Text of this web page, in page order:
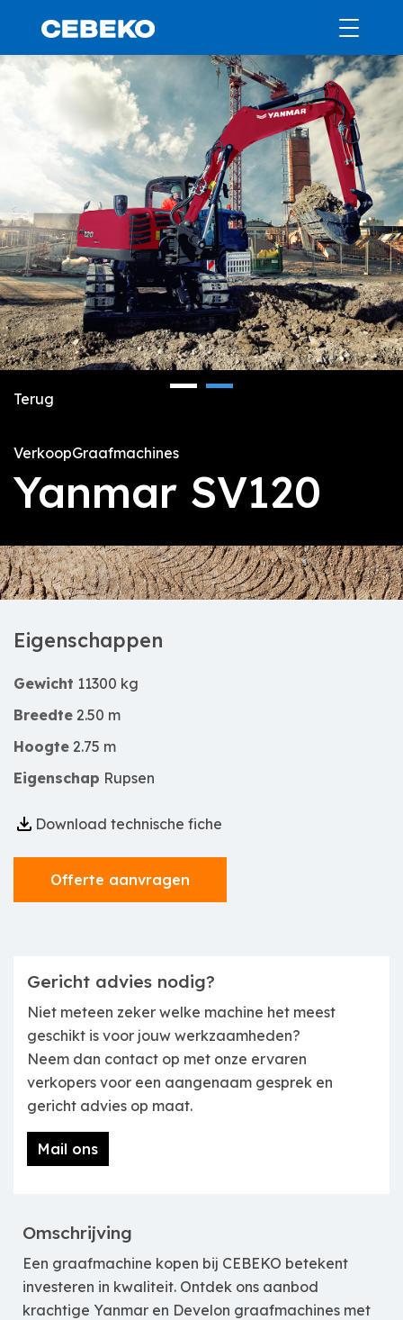
Terug
VerkoopGraafmachines
Yanmar SV120
Eigenschappen
Gewicht 11300 kg
Breedte 2.50 m
Hoogte 2.75 m
Eigenschap Rupsen
Download technische fiche
Offerte aanvragen
Gericht advies nodig?
Niet meteen zeker welke machine het meest
geschikt is voor jouw werkzaamheden?
Neem dan contact op met onze ervaren
verkopers voor een aangenaam gesprek en
gericht advies op maat.
Mail ons
Omschrijving
Een graafmachine kopen bij CEBEKO betekent
investeren in kwaliteit. Ontdek ons aanbod
krachtige Yanmar en Develon graafmachines met